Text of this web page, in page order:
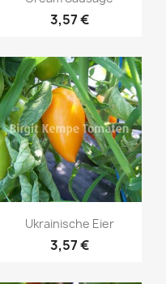
3,57 €
Vorschau
Ukrainische Eier
3,57 €